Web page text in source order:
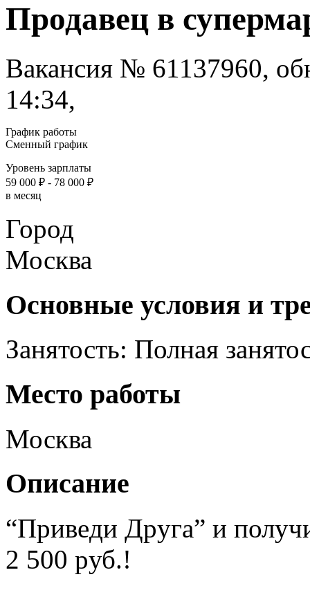
Продавец в
Вакансия № 61137960,
14:34,
График работы
Сменный график
Уровень зарплаты
59 000 ₽ - 78 000 ₽
в месяц
Город
Москва
Основные условия и
Занятость: Полная
Место работы
Москва
Описание
“Привeди Дpугa” и
2 500 pуб.!